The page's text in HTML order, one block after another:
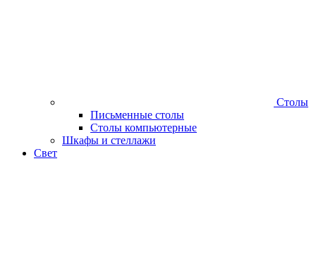
Столы
Письменные столы
Столы компьютерные
Шкафы и стеллажи
Свет